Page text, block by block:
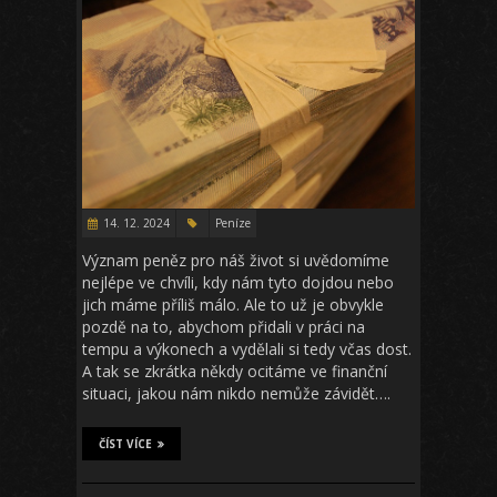
14. 12. 2024 Peníze
Význam peněz pro náš život si uvědomíme
nejlépe ve chvíli, kdy nám tyto dojdou nebo
jich máme příliš málo. Ale to už je obvykle
pozdě na to, abychom přidali v práci na
tempu a výkonech a vydělali si tedy včas dost.
A tak se zkrátka někdy ocitáme ve finanční
situaci, jakou nám nikdo nemůže závidět….
ČÍST VÍCE